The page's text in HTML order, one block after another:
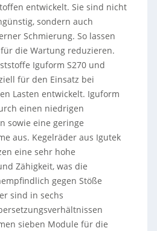
entwickelt. Sie sind nicht
sondern auch
Schmierung. So lassen
die Wartung reduzieren.
Iguform S270 und
für den Einsatz bei
Lasten entwickelt. Iguform
einen niedrigen
sowie eine geringe
aus. Kegelräder aus Igutek
eine sehr hohe
Zähigkeit, was die
gegen Stöße
sind in sechs
sieben Module für die